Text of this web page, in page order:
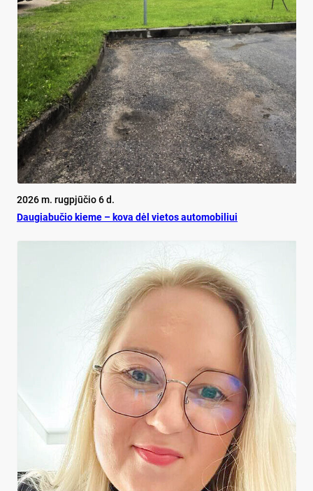
2026 m. rugpjūčio 6 d.
Dau­gia­bu­čio kie­me – ko­va dėl vie­tos au­to­mo­bi­liui